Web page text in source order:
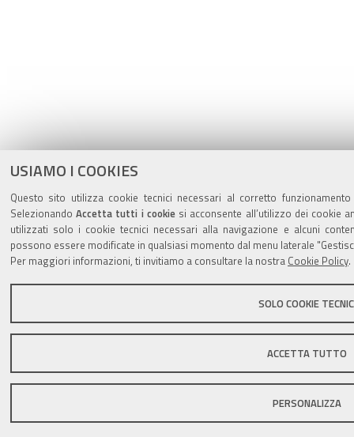
USIAMO I COOKIES
Questo sito utilizza cookie tecnici necessari al corretto
SelezionandoAccetta tutti i cookiesi acconsente all’utilizzo dei cookie
utilizzati solo i cookie tecnici necessari alla navigazione e alcuni
possono essere modificate in qualsiasi momento dal menu laterale
Per maggiori informazioni, ti invitiamo a consultare la nostra Cookie Policy.
SOLO COOKIE
ACCETTA TUTTO
PERSONALIZZA